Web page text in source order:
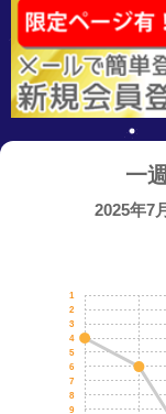
一
2025年7
9
8
7
6
5
4
3
2
1